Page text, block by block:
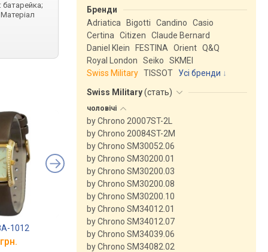
батарейка;
1012 FOSSIL Raquel ES5367
від 8 740 грн.
Бренди
Adriatica
Bigotti Candino
Casio
Certina
Citizen
Claude Bernard
Daniel Klein
FESTINA Orient Q&Q
Royal London
Seiko
SKMEI
Swiss Military TISSOT
Усі бренди
Swiss Military(стать)
чоловічі
by Chrono 20007ST-2L
by Chrono 20084ST-2M
by Chrono SM30052.06
by Chrono SM30200.01
by Chrono SM30200.03
by Chrono SM30200.08
by Chrono SM30200.10
by Chrono SM34012.01
by Chrono SM34012.07
by Chrono SM34039.06
by Chrono SM34082.02